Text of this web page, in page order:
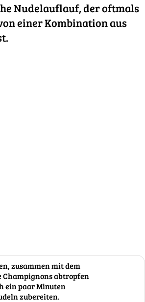
Nudelauflauf, der oftmals
einer Kombination aus
zusammen mit dem
abtropfen
ein paar Minuten
zubereiten.